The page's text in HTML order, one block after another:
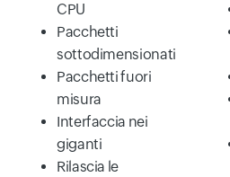
CPU
Pacchetti
sottodimensionati
Pacchetti fuori
misura
Interfaccia nei
giganti
Rilascia le